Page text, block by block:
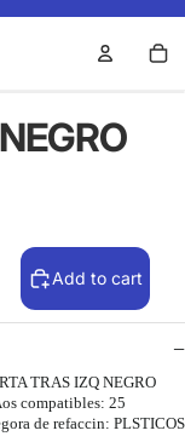
Add to cart
TRAS IZQ NEGRO
compatibles: 25
de refaccin: PLSTICOS